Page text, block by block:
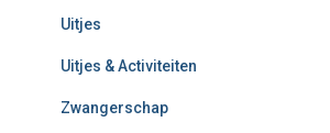
Uitjes
Uitjes & Activiteiten
Zwangerschap